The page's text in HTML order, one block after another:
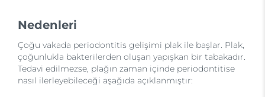
Nedenleri
Çoğu vakada periodontitis gelişimi plak ile başlar. Plak,
çoğunlukla bakterilerden oluşan yapışkan bir tabakadır.
Tedavi edilmezse, plağın zaman içinde periodontitise
nasıl ilerleyebileceği aşağıda açıklanmıştır: